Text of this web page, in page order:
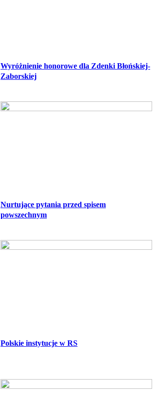
Wyróżnienie honorowe dla Zdenki Błońskiej-
Zaborskiej
Nurtujące pytania przed spisem
powszechnym
Polskie instytucje w RS